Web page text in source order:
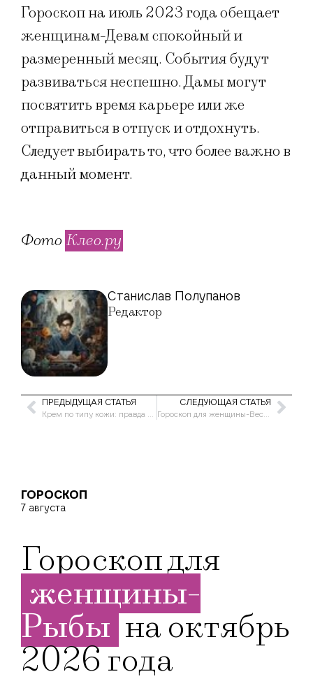
Гороскоп на июль 2023 года обещает
женщинам-Девам спокойный и
размеренный месяц. События будут
развиваться неспешно. Дамы могут
посвятить время карьере или же
отправиться в отпуск и отдохнуть.
Следует выбирать то, что более важно в
данный момент.
Фото Клео.ру
Станислав Полупанов
Редактор
ПРЕДЫДУЩАЯ СТАТЬЯ
Крем по типу кожи: правда или маркетиноговый ход
СЛЕДУЮЩАЯ СТАТЬЯ
Гороскоп для женщины-Весы на июль 2023 года
ГОРОСКОП
7 августа
Гороскоп для
женщины-
Рыбы на октябрь
2026 года